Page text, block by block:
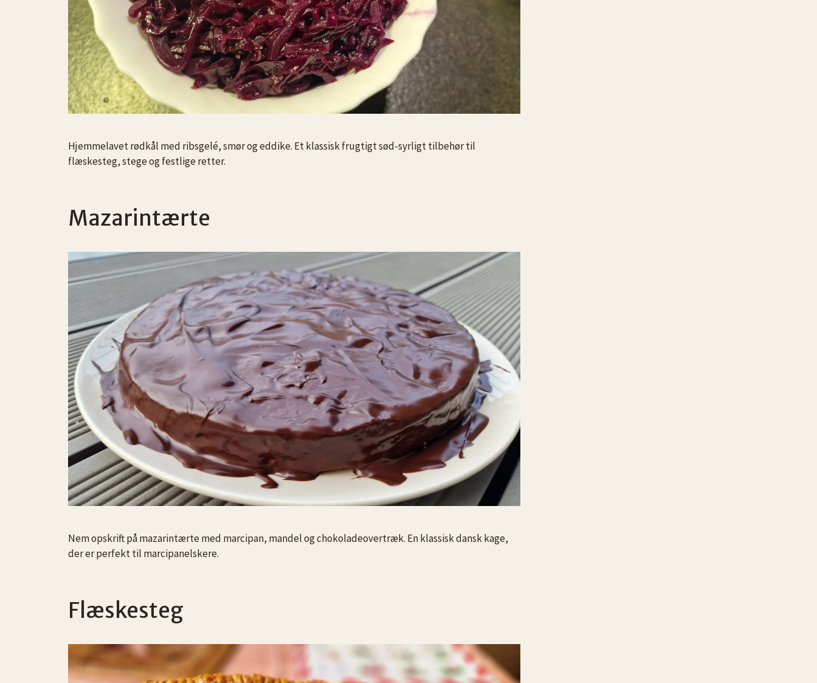
Hjemmelavet rødkål med ribsgelé, smør og eddike. Et klassisk frugtigt sød-syrligt tilbehør til
flæskesteg, stege og festlige retter.
Mazarintærte
Nem opskrift på mazarintærte med marcipan, mandel og chokoladeovertræk. En klassisk dansk kage,
der er perfekt til marcipanelskere.
Flæskesteg